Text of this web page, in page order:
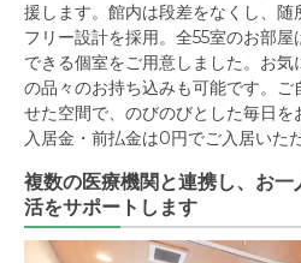
援します。館内は段差をなくし、
フリー設計を採用。全55室のお部
できる個室をご用意しました。お
の品々のお持ち込みも可能です。
せた空間で、のびのびとした毎日
入居金・前払金は0円でご入居いた
複数の医療機関と連携し、お
活をサポートします